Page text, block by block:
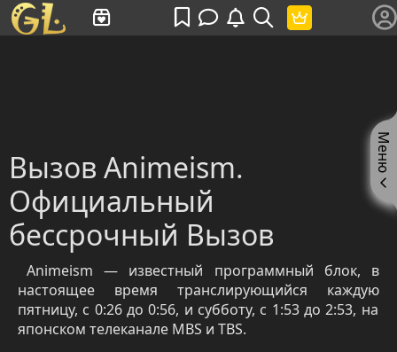
Вызов Animeism.
Официальный
бессрочный Вызов
Animeism — известный программный блок, в
настоящее время транслирующийся каждую
пятницу, с 0:26 до 0:56, и субботу, с 1:53 до 2:53, на
японском телеканале MBS и TBS.
Меню